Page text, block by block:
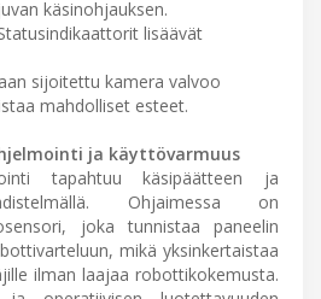
käsinohjauksen.
lisäävät
sijoitettu kamera valvoo
mahdolliset esteet.
ja käyttövarmuus
tapahtuu käsipäätteen ja
Ohjaimessa on
joka tunnistaa paneelin
mikä yksinkertaistaa
ilman laajaa robottikokemusta.